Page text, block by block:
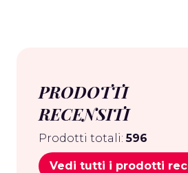
PRODOTTI
RECENSITI
Prodotti totali:596
Vedi tutti i prodotti